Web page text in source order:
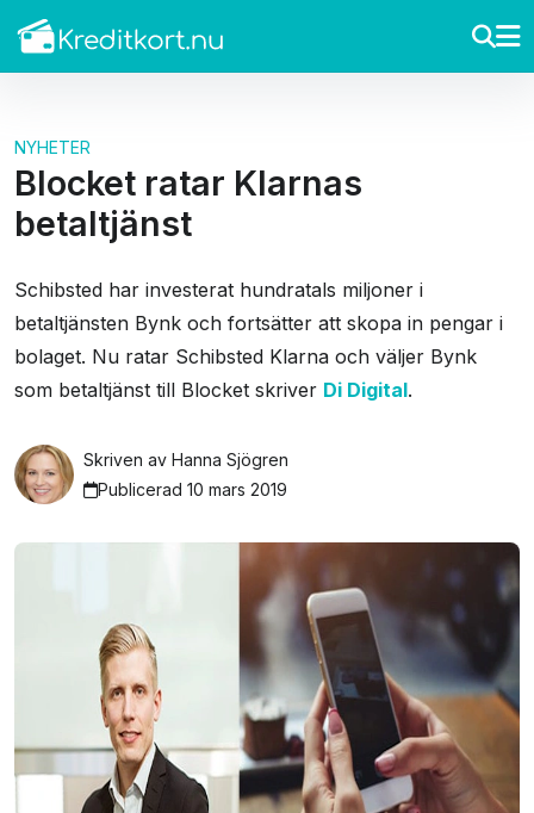
NYHETER
Blocket ratar Klarnas
betaltjänst
Schibsted har investerat hundratals miljoner i
betaltjänsten Bynk och fortsätter att skopa in pengar i
bolaget. Nu ratar Schibsted Klarna och väljer Bynk
som betaltjänst till Blocket skriver Di Digital.
Skriven av Hanna Sjögren
Publicerad 10 mars 2019